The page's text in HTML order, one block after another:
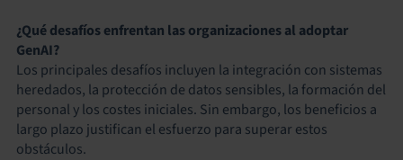
¿Qué desafíos enfrentan las organizaciones al adoptar
GenAI?
Los principales desafíos incluyen la integración con sistemas
heredados, la protección de datos sensibles, la formación del
personal y los costes iniciales. Sin embargo, los beneficios a
largo plazo justifican el esfuerzo para superar estos
obstáculos.